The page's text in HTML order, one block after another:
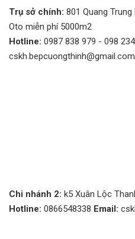
Trụ sở chính: 801 Quang
Oto miễn phí 5000m2
Hotline: 0987 838 979 - 098
cskh.bepcuongthinh@gmail.com
Chi nhánh 2: k5 Xuân Lộc
Hotline: 0866548338 Email: